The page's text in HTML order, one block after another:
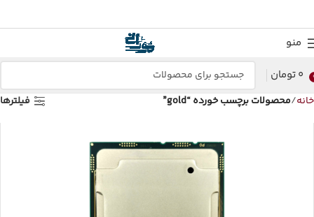
منو
0تومان
خانه محصولات برچسب خورده “gold” فیلترها